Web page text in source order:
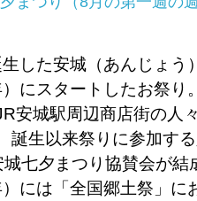
した安城（あんじょう
にスタートしたお祭り
安城駅周辺商店街の人
誕生以来祭りに参加す
七夕まつり協賛会が結
には「全国郷土祭」に